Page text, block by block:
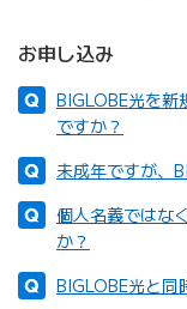
お申し込み
BIGLOBE光を新
ですか？
未成年ですが、
個人名義ではな
か？
BIGLOBE光と同